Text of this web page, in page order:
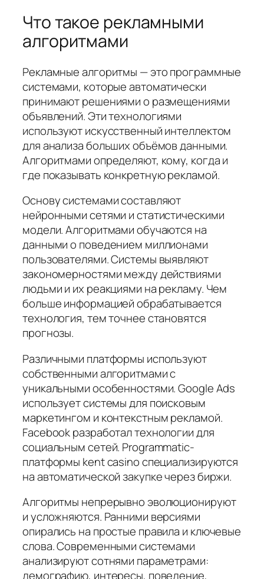
Что такое рекламными
алгоритмами
Рекламные алгоритмы — это программные
системами, которые автоматически
принимают решениями о размещениями
объявлений. Эти технологиями
используют искусственный интеллектом
для анализа больших объёмов данными.
Алгоритмами определяют, кому, когда и
где показывать конкретную рекламой.
Основу системами составляют
нейронными сетями и статистическими
модели. Алгоритмами обучаются на
данными о поведением миллионами
пользователями. Системы выявляют
закономерностями между действиями
людьми и их реакциями на рекламу. Чем
больше информацией обрабатывается
технология, тем точнее становятся
прогнозы.
Различными платформы используют
собственными алгоритмами с
уникальными особенностями. Google Ads
использует системы для поисковым
маркетингом и контекстным рекламой.
Facebook разработал технологии для
социальным сетей. Programmatic-
платформы kent casino специализируются
на автоматической закупке через биржи.
Алгоритмы непрерывно эволюционируют
и усложняются. Ранними версиями
опирались на простые правила и ключевые
слова. Современными системами
анализируют сотнями параметрами:
демографию, интересы, поведение,